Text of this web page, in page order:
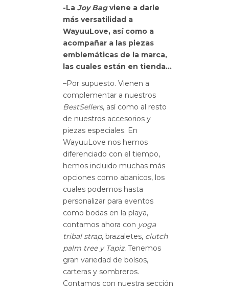
-La Joy Bagviene a darle
más versatilidad a
WayuuLove, así como a
acompañar a las piezas
emblemáticas de la marca,
las cuales están en tienda…
–Por supuesto. Vienen a
complementar a nuestros
BestSellers, así como al resto
de nuestros accesorios y
piezas especiales. En
WayuuLove nos hemos
diferenciado con el tiempo,
hemos incluido muchas más
opciones como abanicos, los
cuales podemos hasta
personalizar para eventos
como bodas en la playa,
contamos ahora con yoga
tribal strap, brazaletes, clutch
palm tree y Tapiz. Tenemos
gran variedad de bolsos,
carteras y sombreros.
Contamos con nuestra sección